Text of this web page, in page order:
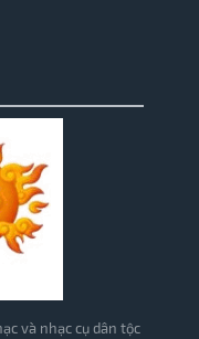
và nhạc cụ dân tộc